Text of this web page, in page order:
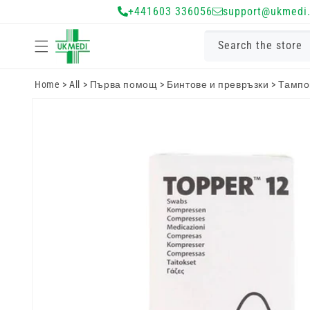
съдържанието
+441603 336056
Search the store
Home >All > Първа помощ > Бинтове и превръзки >